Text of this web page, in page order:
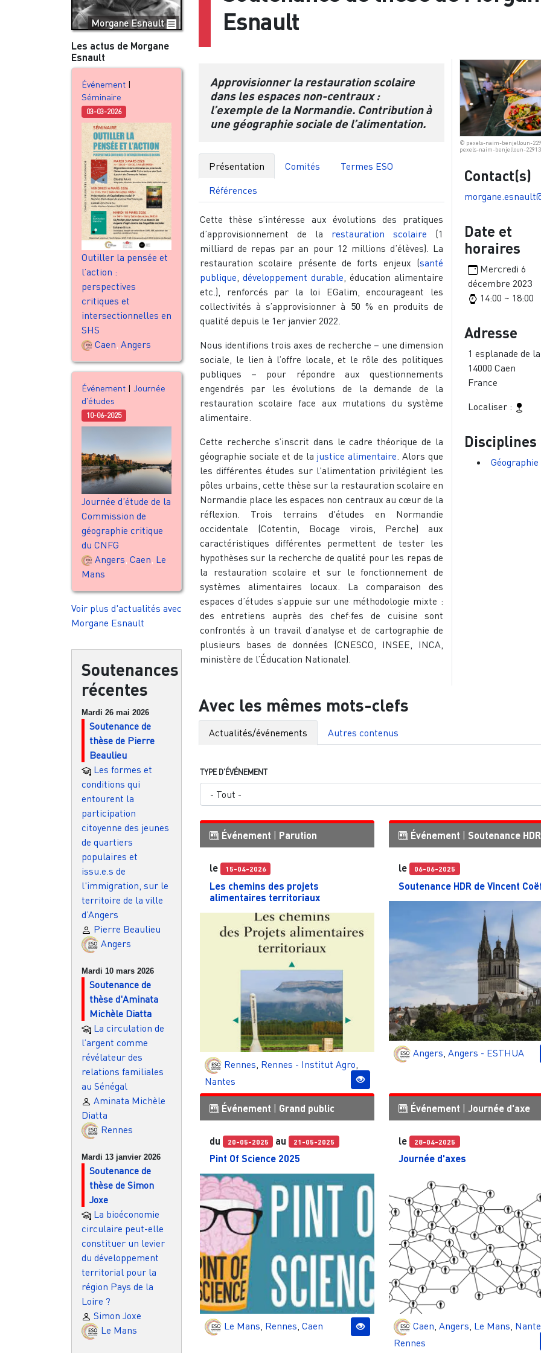
Morgane Esnault
Les actus de Morgane
Esnault
Événement |
Séminaire
03-03-2026
Outiller la pensée et
l’action :
perspectives
critiques et
intersectionnelles en
SHS
Caen, Angers
Événement | Journée
d'études
10-06-2025
Journée d’étude de la
Commission de
géographie critique
du CNFG
Angers, Caen, Le
Mans
Voir plus d'actualités avec
Morgane Esnault
Soutenances
récentes
Mardi 26 mai 2026
Soutenance de
thèse de Pierre
Beaulieu
Les formes et
conditions qui
entourent la
participation
citoyenne des jeunes
de quartiers
populaires et
issu.e.s de
l'immigration, sur le
territoire de la ville
d’Angers
Pierre Beaulieu
Angers
Mardi 10 mars 2026
Soutenance de
thèse d'Aminata
Michèle Diatta
La circulation de
l’argent comme
révélateur des
relations familiales
au Sénégal
Aminata Michèle
Diatta
Rennes
Mardi 13 janvier 2026
Soutenance de
thèse de Simon
Joxe
La bioéconomie
circulaire peut-elle
constituer un levier
du développement
territorial pour la
région Pays de la
Loire ?
Simon Joxe
Le Mans
Esnault
Approvisionner la restauration scolaire
dans les espaces non-centraux :
l’exemple de la Normandie. Contribution à
une géographie sociale de l’alimentation.
Présentation Comités
Termes ESO
Références
Cette thèse s’intéresse aux évolutions des pratiques
d’approvisionnement de la restauration scolaire (1
milliard de repas par an pour 12 millions d’élèves). La
restauration scolaire présente de forts enjeux (santé
publique, développement durable, éducation alimentaire
etc.), renforcés par la loi EGalim, encourageant les
collectivités à s’approvisionner à 50 % en produits de
qualité depuis le 1er janvier 2022.
Nous identifions trois axes de recherche – une dimension
sociale, le lien à l’offre locale, et le rôle des politiques
publiques – pour répondre aux questionnements
engendrés par les évolutions de la demande de la
restauration scolaire face aux mutations du système
alimentaire.
Cette recherche s’inscrit dans le cadre théorique de la
géographie sociale et de la justice alimentaire. Alors que
les différentes études sur l'alimentation privilégient les
pôles urbains, cette thèse sur la restauration scolaire en
Normandie place les espaces non centraux au cœur de la
réflexion. Trois terrains d'études en Normandie
occidentale (Cotentin, Bocage virois, Perche) aux
caractéristiques différentes permettent de tester les
hypothèses sur la recherche de qualité pour les repas de
la restauration scolaire et sur le fonctionnement de
systèmes alimentaires locaux. La comparaison des
espaces d’études s’appuie sur une méthodologie mixte :
des entretiens auprès des chef·fes de cuisine sont
confrontés à un travail d’analyse et de cartographie de
plusieurs bases de données (CNESCO, INSEE, INCA,
ministère de l’Éducation Nationale).
© pexels-naim-benjelloun-
pexels-naim-benjelloun-
Contact(s)
Date et
horaires
Mercredi 6
décembre 2023
14:00 ~ 18:00
Adresse
1 esplanade de
14000 Caen
France
Localiser :
Disciplines
Géographie
Avec les mêmes mots-clefs
Actualités/événements Autres contenus
TYPE D'ÉVÉNEMENT
Événement Parution
le 15-04-2026
Les chemins des projets
alimentaires territoriaux
Rennes Rennes - Institut Agro
Nantes
Événement |Soutenance HDR
le 06-06-2025
Soutenance HDR de Vincent
Angers ,Angers - ESTHUA
Événement Grand public
du 20-05-2025 au 21-05-2025
Pint Of Science 2025
Le Mans Rennes Caen
Événement |Journée d'axe
le 28-04-2025
Journée d'axes
Caen ,Angers Le Mans
Rennes